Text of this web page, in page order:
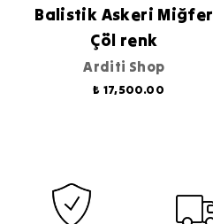
Balistik Askeri Miğfer
Çöl renk
Arditi Shop
₺ 17,500.00